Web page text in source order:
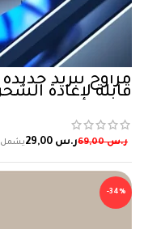
قابلة لإعادة
ر.س69,00 ر.س
-34%